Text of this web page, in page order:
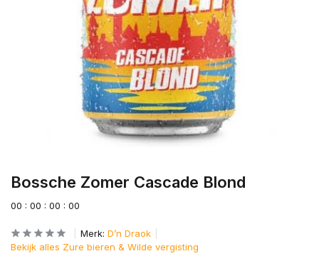
Bossche Zomer Cascade Blond
00 : 00 : 00 : 00
Merk: D’n Draok
Bekijk alles Zure bieren & Wilde vergisting